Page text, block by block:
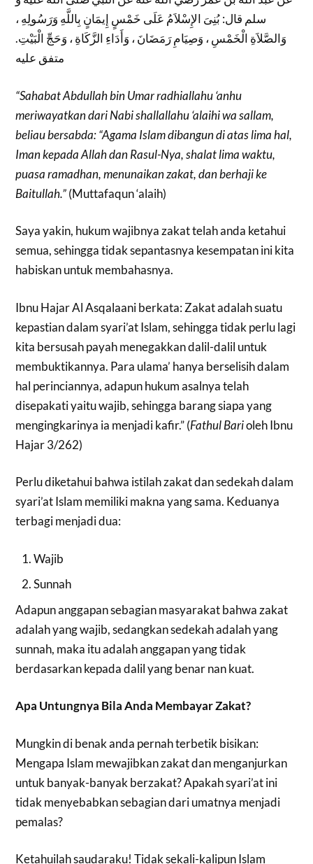
سلم قال: بُنِىَ الإِسْلاَمُ عَلَى خَمْسٍ إِيمَانٍ بِاللَّهِ وَرَسُولِهِ ،
وَالصَّلاَةِ الْخَمْسِ ، وَصِيَامِ رَمَضَانَ ، وَأَدَاءِ الزَّكَاةِ ، وَحَجِّ الْبَيْتِ.
متفق عليه
“Sahabat Abdullah bin Umar radhiallahu ‘anhu
meriwayatkan dari Nabi shallallahu ‘alaihi wa sallam,
beliau bersabda: “Agama Islam dibangun di atas lima hal,
Iman kepada Allah dan Rasul-Nya, shalat lima waktu,
puasa ramadhan, menunaikan zakat, dan berhaji ke
Baitullah.”(Muttafaqun ‘alaih)
Saya yakin, hukum wajibnya zakat telah anda ketahui
semua, sehingga tidak sepantasnya kesempatan ini kita
habiskan untuk membahasnya.
Ibnu Hajar Al Asqalaani berkata: Zakat adalah suatu
kepastian dalam syari’at Islam, sehingga tidak perlu lagi
kita bersusah payah menegakkan dalil-dalil untuk
membuktikannya. Para ulama’ hanya berselisih dalam
hal perinciannya, adapun hukum asalnya telah
disepakati yaitu wajib, sehingga barang siapa yang
mengingkarinya ia menjadi kafir.” (Fathul Barioleh Ibnu
Hajar 3/262)
Perlu diketahui bahwa istilah zakat dan sedekah dalam
syari’at Islam memiliki makna yang sama. Keduanya
terbagi menjadi dua:
Wajib
Sunnah
Adapun anggapan sebagian masyarakat bahwa zakat
adalah yang wajib, sedangkan sedekah adalah yang
sunnah, maka itu adalah anggapan yang tidak
berdasarkan kepada dalil yang benar nan kuat.
Apa Untungnya Bila Anda Membayar Zakat?
Mungkin di benak anda pernah terbetik bisikan:
Mengapa Islam mewajibkan zakat dan menganjurkan
untuk banyak-banyak berzakat? Apakah syari’at ini
tidak menyebabkan sebagian dari umatnya menjadi
pemalas?
Ketahuilah saudaraku! Tidak sekali-kalipun Islam